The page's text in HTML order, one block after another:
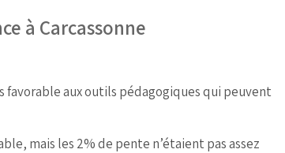
à Carcassonne
favorable aux outils pédagogiques qui peuvent
mais les 2% de pente n’étaient pas assez